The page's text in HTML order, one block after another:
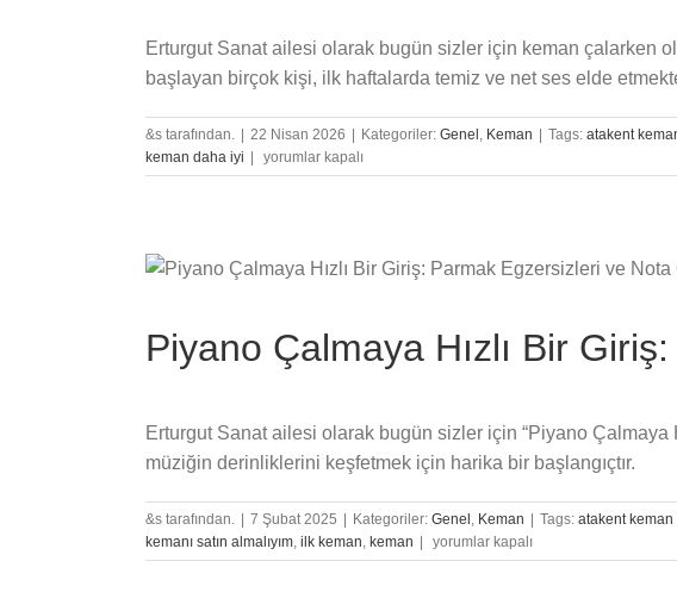
Erturgut Sanat ailesi olarak bugün sizler için keman çalarken
başlayan birçok kişi, ilk haftalarda temiz ve net ses elde
&s tarafından. 22 Nisan 2026 Kategoriler: Genel , Keman Tags: atakent
keman daha iyi
Keman
Öğrenirken
için
yorumlar kapalı
Piyano Çalmaya Hızlı Bir
Erturgut Sanat ailesi olarak bugün sizler için “Piyano
müziğin derinliklerini keşfetmek için harika bir başlangıçtır.
&s tarafından. 7 Şubat 2025 Kategoriler: Genel , Keman Tags: atakent keman
kemanı satın almalıyım, ilk keman, keman
Piyano
Çalmaya
yorumlar kapalı